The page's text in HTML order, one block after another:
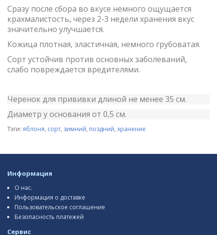
Сразу после сбора во вкусе немного ощущается
крахмалистость, через 2-3 недели хранения вкус
значительно улучшается.
Кожица плотная, эластичная, немного грубоватая.
Сорт устойчив против основных заболеваний,
слабо повреждается вредителями.
Черенок для прививки длиной не менее 35 см.
Диаметр у основания от 0,5 см.
Тэги: яблоня, сорт, зимний, поздний, хранение
Информация
О нас.
Информация о доставке
Пользовательское соглашение
Безопасность платежей
Сервис